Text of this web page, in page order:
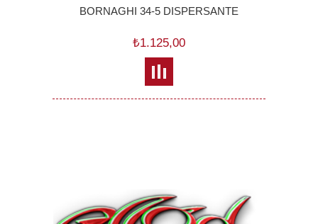
BORNAGHI 34-5 DISPERSANTE
₺1.125,00